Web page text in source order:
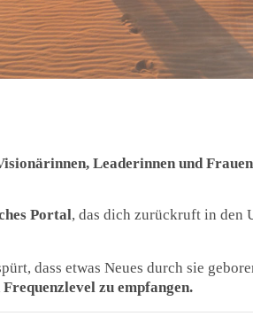
Leaderinnen und
Portal, das dich zurückruft in den
dass etwas Neues durch sie
zu empfangen.